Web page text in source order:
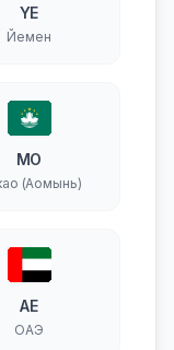
YE
Йемен
MO
(Аомынь)
AE
ОАЭ